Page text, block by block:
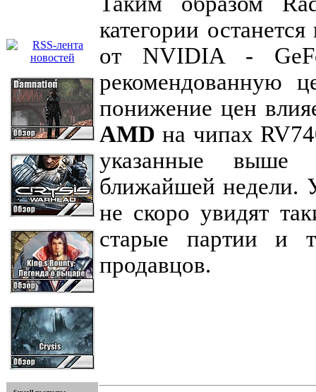
категории
от NVIDIA -
рекомендованную
понижение цен
AMD на чипах
указанные выше
ближайшей недели.
не скоро увидят
старые партии и
продавцов.